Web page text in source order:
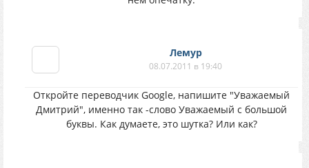
Лемур
08.07.2011 в 19:40
Откройте переводчик Google, напишите "Уважаемый
Дмитрий", именно так -слово Уважаемый с большой
буквы. Как думаете, это шутка? Или как?